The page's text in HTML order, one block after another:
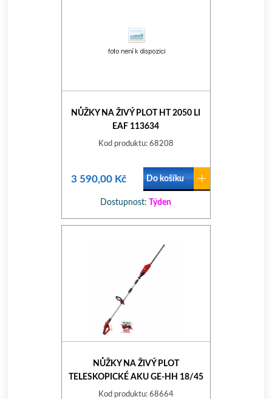
NŮŽKY NA ŽIVÝ PLOT HT 2050 LI
EAF 113634
Kod produktu: 68208
3 590,00 Kč Do košíku
Dostupnost: Týden
NŮŽKY NA ŽIVÝ PLOT
TELESKOPICKÉ AKU GE-HH 18/45
LI T-SOLO EINHELL EXPERT
Kod produktu: 68664